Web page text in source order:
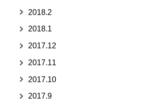
2018.2
2018.1
2017.12
2017.11
2017.10
2017.9